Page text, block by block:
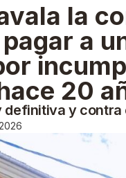
la
a
20
definitiva y